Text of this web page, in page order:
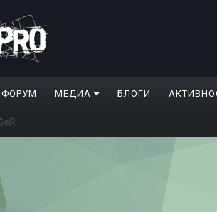
ФОРУМ МЕДИА БЛОГИ